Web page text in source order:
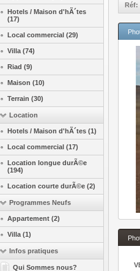
Hotels / Maison d'hÃ´tes
(17)
Local commercial (29)
Villa (74)
Riad (9)
Maison (10)
Terrain (30)
Location
Hotels / Maison d'hÃ´tes (1)
Local commercial (17)
Location longue durÃ©e
(194)
Location courte durÃ©e (2)
Programmes Neufs
Appartement (2)
Villa (1)
Infos pratiques
Qui Sommes nous?
Réf: